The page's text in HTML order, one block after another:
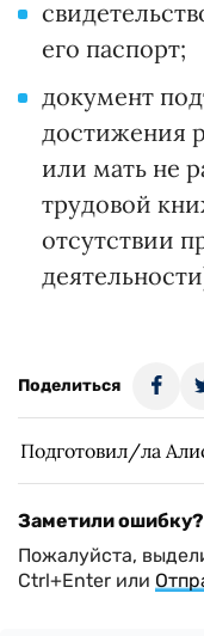
его паспорт;
документ
достижения
или мать не
трудовой
отсутствии
Поделиться
Подготовил/ла
Заметили ошибку?
Пожалуйста,
Ctrl+Enter или